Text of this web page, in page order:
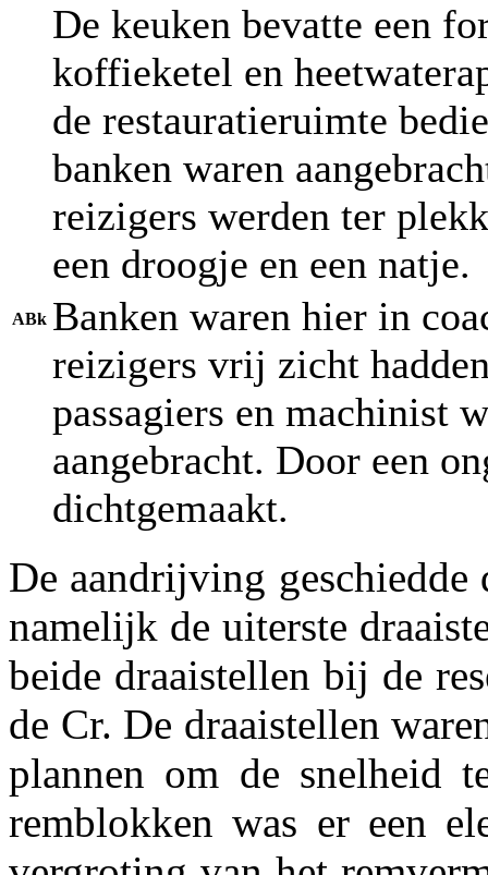
De keuken bevatte een
koffieketel en
de restauratieruimte
banken waren
reizigers werden ter
een droogje en een natje.
ABk Banken waren hier in
reizigers vrij zicht
passagiers en machinist
aangebracht. Door een
dichtgemaakt.
De aandrijving
namelijk de uiterste
beide draaistellen bij de
de Cr. De draaistellen
plannen om de snelheid
remblokken was er een